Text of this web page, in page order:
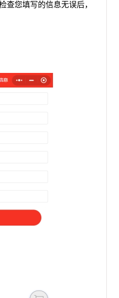
查您填写的信息无误后，